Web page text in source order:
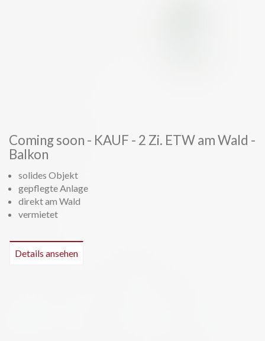
Coming soon - KAUF - 2 Zi. ETW am Wald -
Balkon
solides Objekt
gepflegte Anlage
direkt am Wald
vermietet
Details ansehen